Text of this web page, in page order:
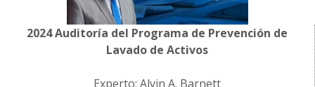
2024 Auditoría del Programa de Prevención de
Lavado de Activos
Experto: Alvin A. Barnett